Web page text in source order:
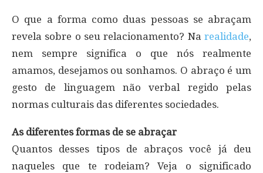
O que a forma como duas pessoas se abraçam
revela sobre o seu relacionamento? Na realidade,
nem sempre significa o que nós realmente
amamos, desejamos ou sonhamos. O abraço é um
gesto de linguagem não verbal regido pelas
normas culturais das diferentes sociedades.
As diferentes formas de se abraçar
Quantos desses tipos de abraços você já deu
naqueles que te rodeiam? Veja o significado